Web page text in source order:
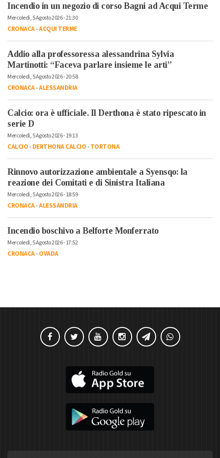
Incendio in un negozio di corso Bagni ad Acqui Terme
Mercoledì, 5 Agosto 2026 - 21:30
CRONACA-ACQUI TERME
Addio alla professoressa alessandrina Sylvia
Martinotti: “Faceva parlare insieme le arti”
Mercoledì, 5 Agosto 2026 - 20:58
CRONACA-ALESSANDRIA
Calcio: ora è ufficiale. Il Derthona è stato ripescato in
serie D
Mercoledì, 5 Agosto 2026 - 19:13
CALCIO-DERTHONA CALCIO-TORTONA
Rinnovo autorizzazione ambientale a Syensqo: la
reazione dei Comitati e di Sinistra Italiana
Mercoledì, 5 Agosto 2026 - 18:59
CRONACA-ALESSANDRIA
Incendio boschivo a Belforte Monferrato
Mercoledì, 5 Agosto 2026 - 17:52
CRONACA-OVADA